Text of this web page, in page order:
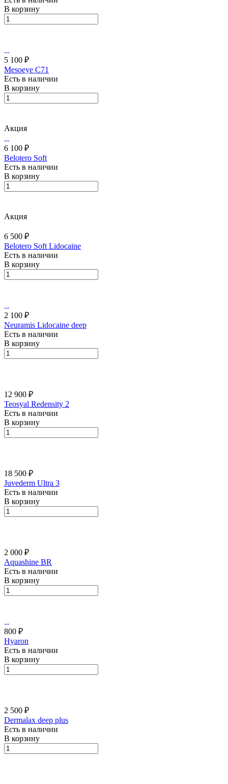
В корзину
5 100 ₽
Mesoeye C71
Есть в наличии
В корзину
Акция
6 100 ₽
Belotero Soft
Есть в наличии
В корзину
Акция
6 500 ₽
Belotero Soft Lidocaine
Есть в наличии
В корзину
2 100 ₽
Neuramis Lidocaine deep
Есть в наличии
В корзину
12 900 ₽
Teosyal Redensity 2
Есть в наличии
В корзину
18 500 ₽
Juvederm Ultra 3
Есть в наличии
В корзину
2 000 ₽
Aquashine BR
Есть в наличии
В корзину
800 ₽
Hyaron
Есть в наличии
В корзину
2 500 ₽
Dermalax deep plus
Есть в наличии
В корзину